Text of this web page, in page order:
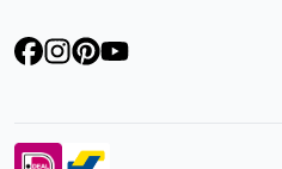
facebookinstagram
pinterest
youtube